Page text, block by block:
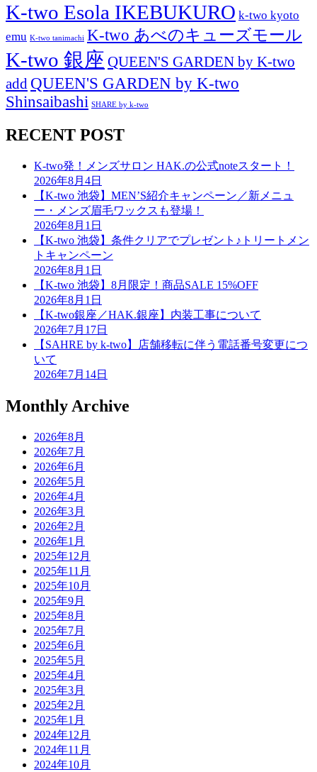
K-two Esola IKEBUKURO k-two kyoto
emu K-two tanimachi K-two あべのキューズモール
K-two 銀座 QUEEN'S GARDEN by K-two
add QUEEN'S GARDEN by K-two
Shinsaibashi SHARE by k-two
RECENT POST
K-two発！メンズサロン HAK.の公式noteスタート！
2026年8月4日
【K-two 池袋】MEN’S紹介キャンペーン／新メニュ
ー・メンズ眉毛ワックスも登場！
2026年8月1日
【K-two 池袋】条件クリアでプレゼント♪トリートメン
トキャンペーン
2026年8月1日
【K-two 池袋】8月限定！商品SALE 15%OFF
2026年8月1日
【K-two銀座／HAK.銀座】内装工事について
2026年7月17日
【SAHRE by k-two】店舗移転に伴う電話番号変更につ
いて
2026年7月14日
Monthly Archive
2026年8月
2026年7月
2026年6月
2026年5月
2026年4月
2026年3月
2026年2月
2026年1月
2025年12月
2025年11月
2025年10月
2025年9月
2025年8月
2025年7月
2025年6月
2025年5月
2025年4月
2025年3月
2025年2月
2025年1月
2024年12月
2024年11月
2024年10月